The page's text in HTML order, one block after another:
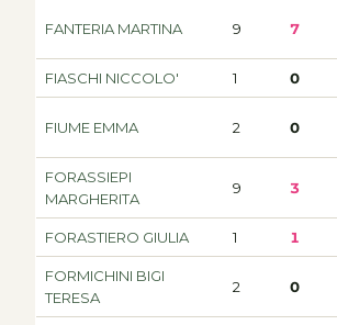
FANTERIA MARTINA 9 7
FIASCHI NICCOLO' 1 0
FIUME EMMA 2 0
FORASSIEPI
MARGHERITA
9 3
FORASTIERO GIULIA 1 1
FORMICHINI BIGI
TERESA
2 0